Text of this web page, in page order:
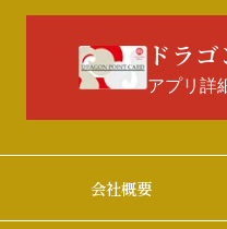
ドラ
アプリ詳
会社概要